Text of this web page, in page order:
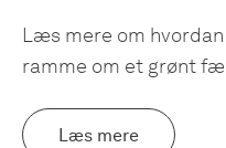
Læs mere om
ramme om et grønt
Læs mere